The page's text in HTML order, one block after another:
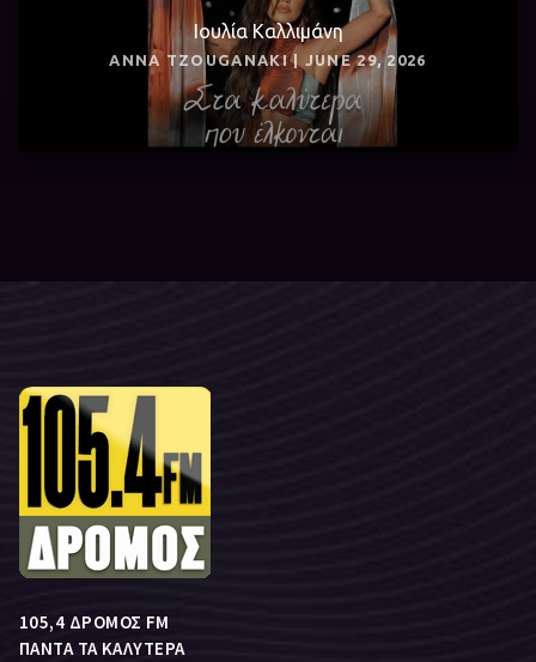
Ιουλία Καλλιμάνη
ANNA TZOUGANAKI | JUNE 29, 2026
105,4 ΔΡΟΜΟΣ FM
ΠΑΝΤΑ ΤΑ ΚΑΛΥΤΕΡΑ